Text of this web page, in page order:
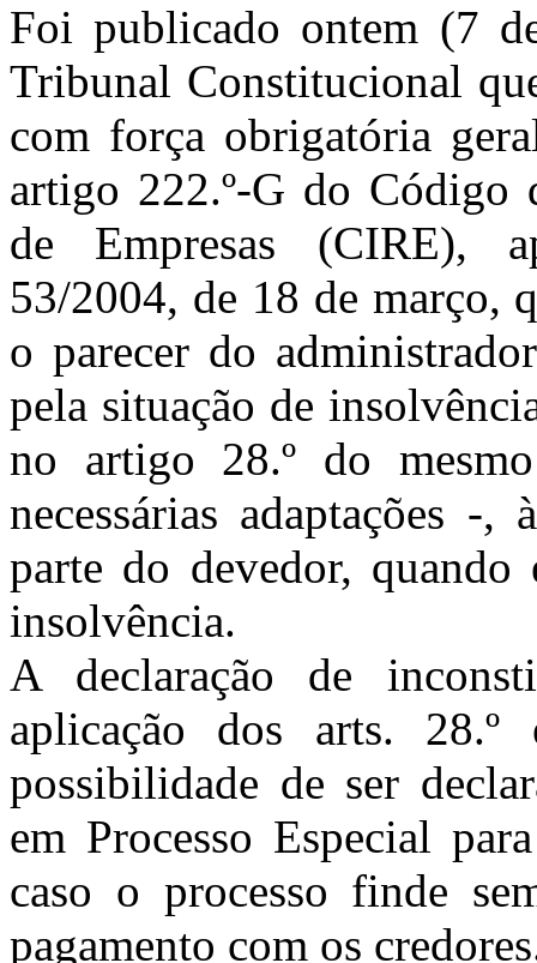
Foi publicado ontem (7
Tribunal Constitucional
com força obrigatória
artigo 222.º-G do Código
de Empresas (CIRE),
53/2004, de 18 de março,
o parecer do
pela situação de
no artigo 28.º do
necessárias adaptações -
parte do devedor, quando
insolvência.
A declaração de
aplicação dos arts.
possibilidade de ser
em Processo Especial
caso o processo finde
pagamento com os